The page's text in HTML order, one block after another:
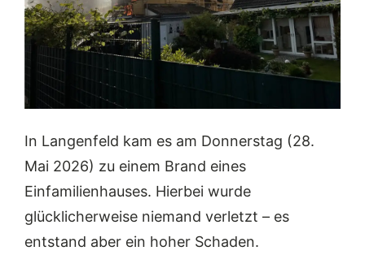
In Langenfeld kam es am Donnerstag (28.
Mai 2026) zu einem Brand eines
Einfamilienhauses. Hierbei wurde
glücklicherweise niemand verletzt – es
entstand aber ein hoher Schaden.